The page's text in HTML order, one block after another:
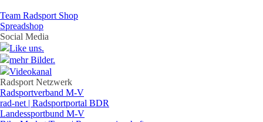
Team Radsport Shop
Spreadshop
Social Media
Like uns.
mehr Bilder.
Videokanal
Radsport Netzwerk
Radsportverband M-V
rad-net | Radsportportal BDR
Landessportbund M-V